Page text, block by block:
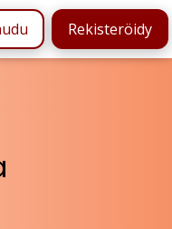
Rekisteröidy